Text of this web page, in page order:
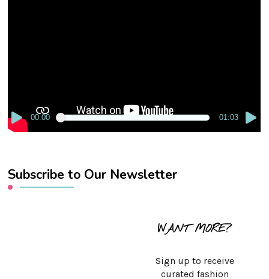
00:00 01:03
Subscribe to Our Newsletter
WANT MORE?
Sign up to receive
curated fashion